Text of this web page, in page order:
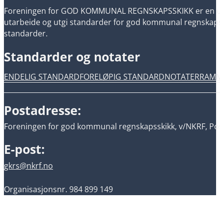
Foreningen for GOD KOMMUNAL REGNSKAPSSKIKK
utarbeide og utgi standarder for god kommunal
standarder.
Standarder og notater
ENDELIG STANDARDFORELØPIG STANDARDNOTATER
Postadresse:
Foreningen for god kommunal regnskapsskikk, v/NKRF,
E-post:
gkrs@nkrf.no
Organisasjonsnr. 984 899 149